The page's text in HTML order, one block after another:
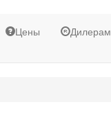
Цены Дилерам